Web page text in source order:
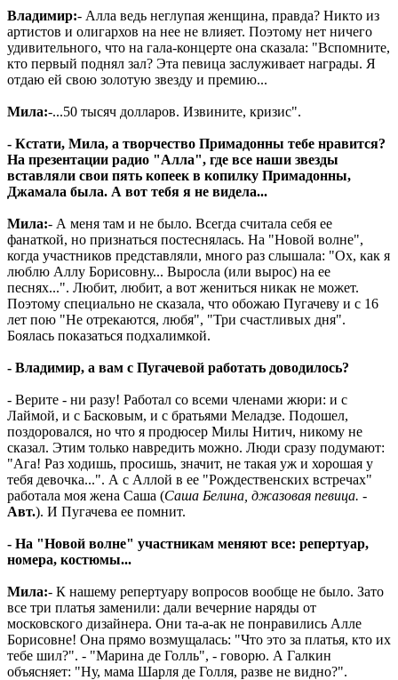
Владимир:- Алла ведь неглупая женщина, правда? Никто из
артистов и олигархов на нее не влияет. Поэтому нет ничего
удивительного, что на гала-концерте она сказала: "Вспомните,
кто первый поднял зал? Эта певица заслуживает награды. Я
отдаю ей свою золотую звезду и премию...
Мила:-...50 тысяч долларов. Извините, кризис".
- Кстати, Мила, а творчество Примадонны тебе нравится?
На презентации радио "Алла", где все наши звезды
вставляли свои пять копеек в копилку Примадонны,
Джамала была. А вот тебя я не видела...
Мила:- А меня там и не было. Всегда считала себя ее
фанаткой, но признаться постеснялась. На "Новой волне",
когда участников представляли, много раз слышала: "Ох, как я
люблю Аллу Борисовну... Выросла (или вырос) на ее
песнях...". Любит, любит, а вот жениться никак не может.
Поэтому специально не сказала, что обожаю Пугачеву и с 16
лет пою "Не отрекаются, любя", "Три счастливых дня".
Боялась показаться подхалимкой.
- Владимир, а вам с Пугачевой работать доводилось?
- Верите - ни разу! Работал со всеми членами жюри: и с
Лаймой, и с Басковым, и с братьями Меладзе. Подошел,
поздоровался, но что я продюсер Милы Нитич, никому не
сказал. Этим только навредить можно. Люди сразу подумают:
"Ага! Раз ходишь, просишь, значит, не такая уж и хорошая у
тебя девочка...". А с Аллой в ее "Рождественских встречах"
работала моя жена Саша (Саша Белина, джазовая певица. -
Авт.). И Пугачева ее помнит.
- На "Новой волне" участникам меняют все: репертуар,
номера, костюмы...
Мила:- К нашему репертуару вопросов вообще не было. Зато
все три платья заменили: дали вечерние наряды от
московского дизайнера. Они та-а-ак не понравились Алле
Борисовне! Она прямо возмущалась: "Что это за платья, кто их
тебе шил?". - "Марина де Голль", - говорю. А Галкин
объясняет: "Ну, мама Шарля де Голля, разве не видно?".